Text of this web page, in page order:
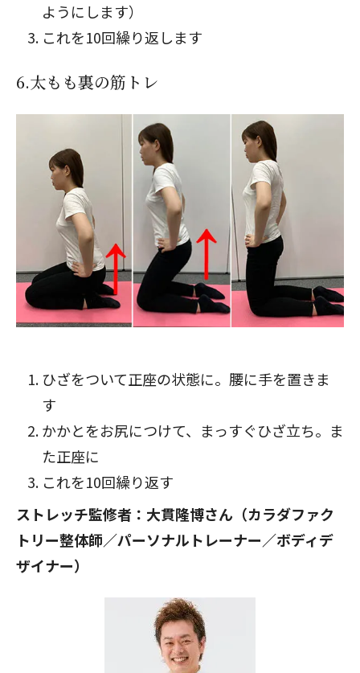
ようにします）
これを10回繰り返します
6.太もも裏の筋トレ
ひざをついて正座の状態に。腰に手を置きま
す
かかとをお尻につけて、まっすぐひざ立ち。ま
た正座に
これを10回繰り返す
ストレッチ監修者：大貫隆博さん（カラダファク
トリー整体師／パーソナルトレーナー／ボディデ
ザイナー）